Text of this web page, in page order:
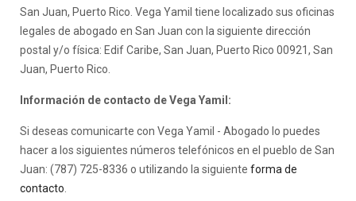
San Juan, Puerto Rico. Vega Yamil tiene localizado sus oficinas
legales de abogado en San Juan con la siguiente dirección
postal y/o física: Edif Caribe, San Juan, Puerto Rico 00921, San
Juan, Puerto Rico.
Información de contacto de Vega Yamil:
Si deseas comunicarte con Vega Yamil - Abogado lo puedes
hacer a los siguientes números telefónicos en el pueblo de San
Juan: (787) 725-8336 o utilizando la siguiente forma de
contacto